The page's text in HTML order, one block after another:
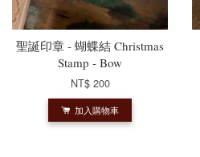
聖誕印章 - 蝴蝶結 Christmas
Stamp - Bow
NT$ 200
加入購物車